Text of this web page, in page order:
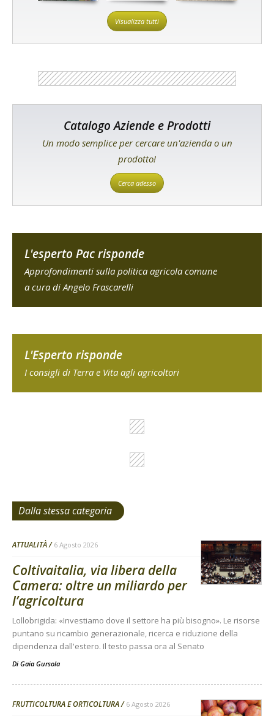
Visualizza tutti
Catalogo Aziende e Prodotti
Un modo semplice per cercare un'azienda o un
prodotto!
Cerca adesso
L'esperto Pac risponde
Approfondimenti sulla politica agricola comune
a cura di Angelo Frascarelli
L'Esperto risponde
I consigli di Terra e Vita agli agricoltori
Dalla stessa categoria
ATTUALITÀ 6 Agosto 2026
Coltivaitalia, via libera della
Camera: oltre un miliardo per
l’agricoltura
Lollobrigida: «Investiamo dove il settore ha più bisogno». Le risorse
puntano su ricambio generazionale, ricerca e riduzione della
dipendenza dall'estero. Il testo passa ora al Senato
Di Gaia Gursola
FRUTTICOLTURA E ORTICOLTURA 6 Agosto 2026